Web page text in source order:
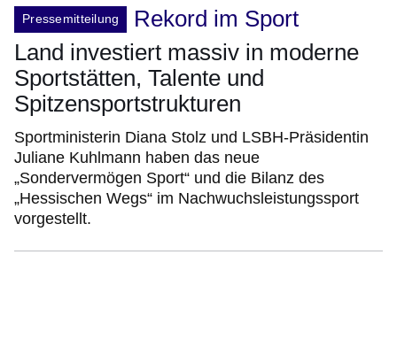
Pressemitteilung
Rekord im Sport
Land investiert massiv in moderne
Sportstätten, Talente und
Spitzensportstrukturen
Sportministerin Diana Stolz und LSBH-Präsidentin
Juliane Kuhlmann haben das neue
„Sondervermögen Sport“ und die Bilanz des
„Hessischen Wegs“ im Nachwuchsleistungssport
vorgestellt.